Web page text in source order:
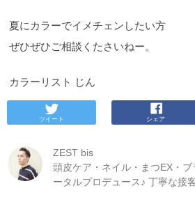
夏にカラーでイメチェンしたい方
ぜひぜひご相談くたさいねー。
カラーリスト じん
ツイート シェア
ZEST bis
頭皮ケア・ネイル・まつEX・
ータルプロデュース♪ 丁寧な接